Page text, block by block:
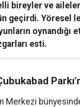
bireyler ve
geçirdi. Yöresel
oynandığı
esti.
Merkezi